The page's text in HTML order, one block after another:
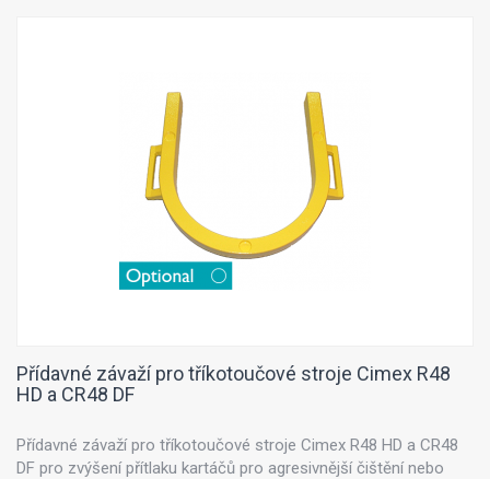
Přídavné závaží pro tříkotoučové stroje Cimex R48
HD a CR48 DF
Přídavné závaží pro tříkotoučové stroje Cimex R48 HD a CR48
DF pro zvýšení přítlaku kartáčů pro agresivnější čištění nebo